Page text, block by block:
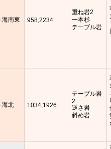
海南東 958,2234
重ね岩2
一本杉
テーブル岩
海北 1034,1926
テーブル岩
2
逆さ岩
斜め岩